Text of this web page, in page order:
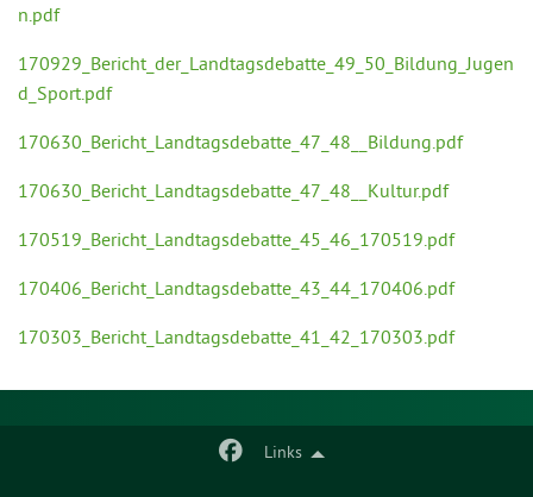
Links
n.pdf
170929_Bericht_der_Landtagsdebatte_49_50_Bildung_Jugen
d_Sport.pdf
170630_Bericht_Landtagsdebatte_47_48__Bildung.pdf
170630_Bericht_Landtagsdebatte_47_48__Kultur.pdf
170519_Bericht_Landtagsdebatte_45_46_170519.pdf
170406_Bericht_Landtagsdebatte_43_44_170406.pdf
170303_Bericht_Landtagsdebatte_41_42_170303.pdf